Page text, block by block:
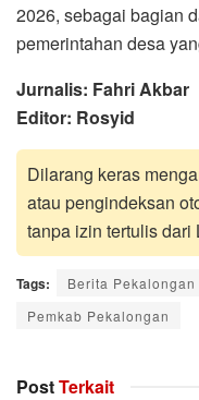
2026, sebagai bagian
pemerintahan desa
Jurnalis: Fahri Akbar
Editor: Rosyid
Dilarang keras
atau pengindeksan
tanpa izin tertulis dari
Tags: Berita Pekalongan
Pemkab Pekalongan
PostTerkait